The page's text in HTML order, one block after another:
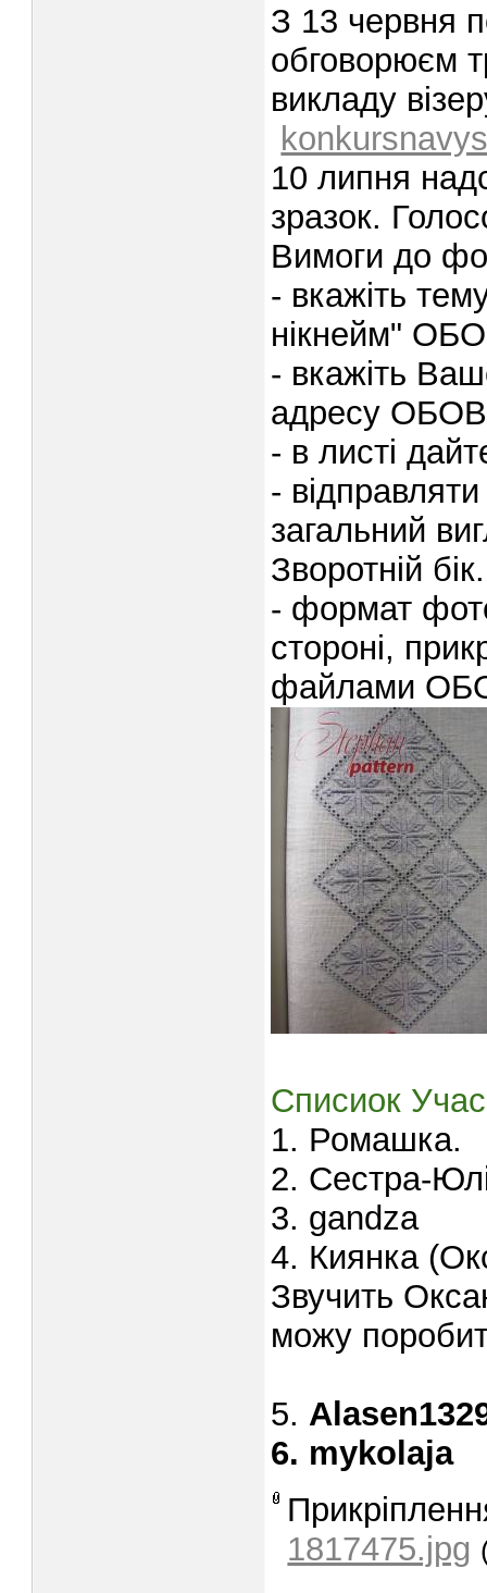
З 13 червня
обговорюєм
викладу
10 липня
зразок.
Вимоги до
- вкажіть
нікнейм"
- вкажіть
адресу
- в листі
-
загальний
Зворотній бік.
- формат
стороні,
файлами
Списиок
1. Ромашка.
2. Сестра-
3. gandza
4. Киянка
Звучить
можу
5.
6. mykolaja
1817475.jpg